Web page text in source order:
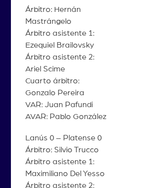
Árbitro: Hernán
Mastrángelo
Árbitro asistente 1:
Ezequiel Brailovsky
Árbitro asistente 2:
Ariel Scime
Cuarto árbitro:
Gonzalo Pereira
VAR: Juan Pafundi
AVAR: Pablo González
Lanús 0 – Platense 0
Árbitro: Silvio Trucco
Árbitro asistente 1:
Maximiliano Del Yesso
Árbitro asistente 2: